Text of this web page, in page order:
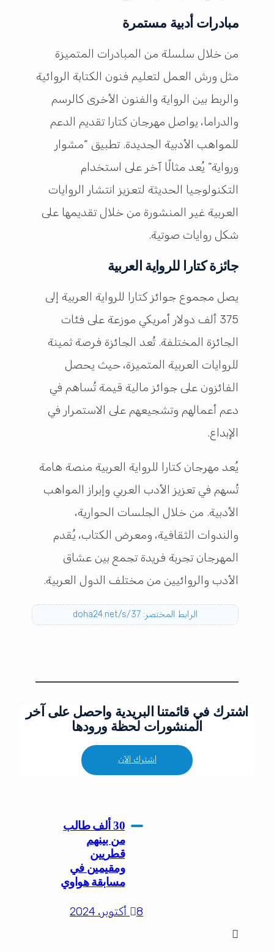
مبادرات أدبية مستمرة
من خلال سلسلة من المبادرات المتميزة
مثل ورش العمل لتعليم فنون الكتابة الروائية
والربط بين الرواية والفنون الأخرى كالرسم
والدراما، يواصل مهرجان كتارا تقديم الدعم
للمواهب الأدبية الجديدة. تطبيق “مشوار
ورواية” يُعد مثالًا آخر على استخدام
التكنولوجيا الحديثة لتعزيز انتشار الروايات
العربية غير المنشورة من خلال تقديمها على
شكل روايات صوتية.
جائزة كتارا للرواية العربية
يصل مجموع جوائز كتارا للرواية العربية إلى
375 ألف دولار أمريكي موزعة على فئات
الجائزة المختلفة. تُعد الجائزة فرصة ثمينة
للروايات العربية المتميزة، حيث يحصل
الفائزون على جوائز مالية قيمة تُساهم في
دعم أعمالهم وتشجيعهم على الاستمرار في
الإبداع.
يُعد مهرجان كتارا للرواية العربية منصة هامة
تُسهم في تعزيز الأدب العربي وإبراز المواهب
الأدبية. من خلال الجلسات الحوارية،
والندوات الثقافية، ومعرض الكتاب، يُقدم
المهرجان تجربة فريدة تجمع بين عشاق
الأدب والروائيين من مختلف الدول العربية.
الرابط المختصر: doha24.net/s/37
اشترك في قائمتنا البريدية واحصل على آخر
المنشورات لحظة ورودها
اشترك الآن
30 ألف طالب
من بينهم
قطريين
ومقيمين في
مسابقة هواوي